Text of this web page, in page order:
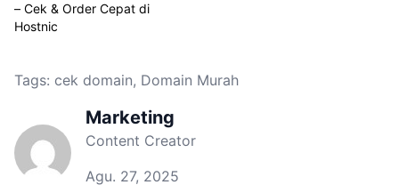
– Cek & Order Cepat di
Hostnic
Tags: cek domain, Domain Murah
Marketing
Content Creator
Agu. 27, 2025